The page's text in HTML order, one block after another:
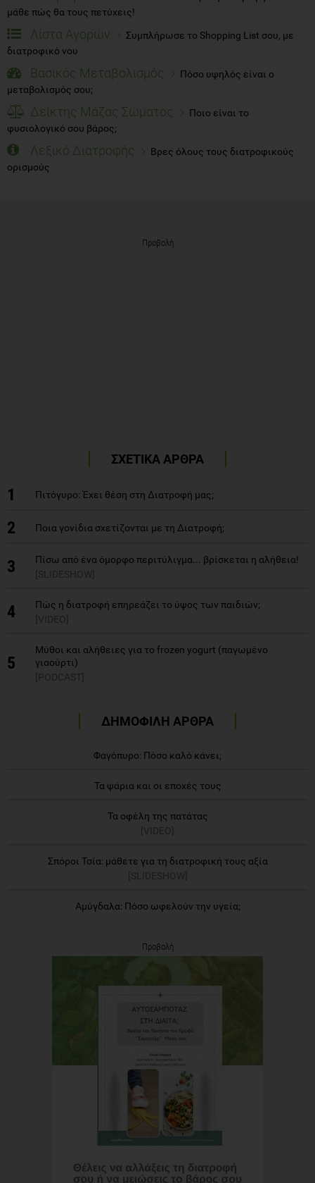
μάθε πώς θα τους πετύχεις!
Λίστα Αγορών
Συμπλήρωσε το Shopping List σου, με
διατροφικό νου
Βασικός Μεταβολισμός
Πόσο υψηλός είναι ο
μεταβολισμός σου;
Δείκτης Μάζας Σώματος
Ποιο είναι το
φυσιολογικό σου βάρος;
Λεξικό Διατροφής
Βρες όλους τους διατροφικούς
ορισμούς
Προβολή
ΣΧΕΤΙΚΑ ΑΡΘΡΑ
1 Πιτόγυρο: Έχει θέση στη Διατροφή μας;
2 Ποια γονίδια σχετίζονται με τη Διατροφή;
3
Πίσω από ένα όμορφο περιτύλιγμα... βρίσκεται η αλήθεια!
[SLIDESHOW]
4
Πώς η διατροφή επηρεάζει το ύψος των παιδιών;
[VIDEO]
5
Μύθοι και αλήθειες για το frozen yogurt (παγωμένο
γιαούρτι)
[PODCAST]
ΔΗΜΟΦΙΛΗ ΑΡΘΡΑ
Φαγόπυρο: Πόσο καλό κάνει;
Τα ψάρια και οι εποχές τους
Τα οφέλη της πατάτας
[VIDEO]
Σπόροι Τσία: μάθετε για τη διατροφική τους αξία
[SLIDESHOW]
Αμύγδαλα: Πόσο ωφελούν την υγεία;
Προβολή